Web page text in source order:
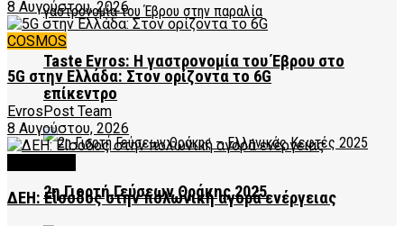
Taste Evros: Η γαστρονομία του Έβρου στο
επίκεντρο
2η Γιορτή Γεύσεων Θράκης 2025
8 Αυγούστου, 2026
COSMOS
5G στην Ελλάδα: Στον ορίζοντα το 6G
EvrosPost Team
8 Αυγούστου, 2026
ΔΕΗ: Είσοδος στην πολωνική αγορά ενέργειας